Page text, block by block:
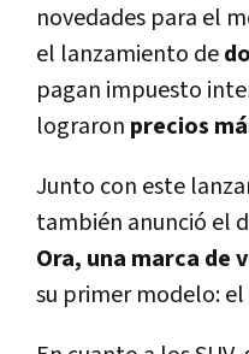
novedades para el
el lanzamiento de
pagan impuesto
lograron precios
Junto con este
también anunció el
Ora, una marca de
su primer modelo: el